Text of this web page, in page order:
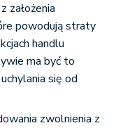
założenia
powodują straty
handlu
ma być to
się od
zwolnienia z